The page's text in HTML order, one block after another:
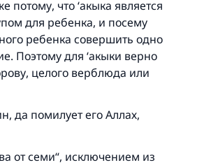
потому, что ‘акыка является
для ребенка, и посему
ребенка совершить одно
Поэтому для ‘акыки верно
целого верблюда или
да помилует его Аллах,
от семи“, исключением из
помог сохранить
брак.
предоставить ответы Умме